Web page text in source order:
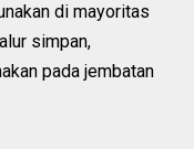
di mayoritas
simpan,
pada jembatan